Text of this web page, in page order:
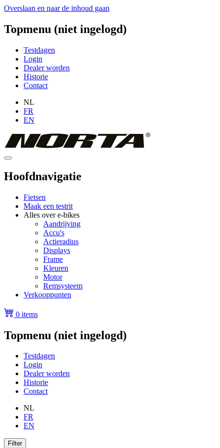
Overslaan en naar de inhoud gaan
Topmenu (niet ingelogd)
Testdagen
Login
Dealer worden
Historie
Contact
NL
FR
EN
Hoofdnavigatie
Fietsen
Maak een testrit
Alles over e-bikes
Aandrijving
Accu's
Actieradius
Displays
Frame
Kleuren
Motor
Remsysteem
Verkooppunten
0 items
Topmenu (niet ingelogd)
Testdagen
Login
Dealer worden
Historie
Contact
NL
FR
EN
Filter